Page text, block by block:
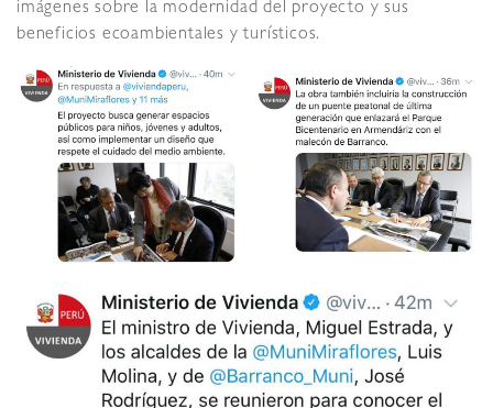
imágenes sobre la modernidad del proyecto y sus
beneficios ecoambientales y turísticos.